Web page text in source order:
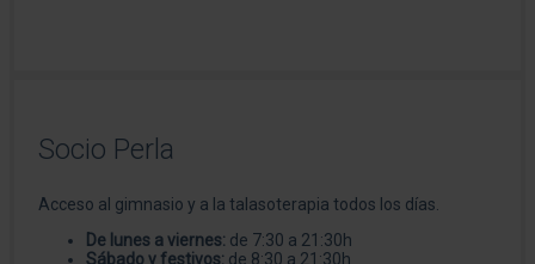
Socio Perla
Acceso al gimnasio y a la talasoterapia todos los días.
De lunes a viernes: de 7:30 a 21:30h
Sábado y festivos: de 8:30 a 21:30h